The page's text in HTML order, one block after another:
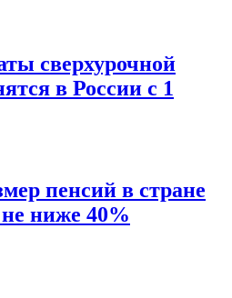
сверхурочной
в России с 1
пенсий в стране
ниже 40%